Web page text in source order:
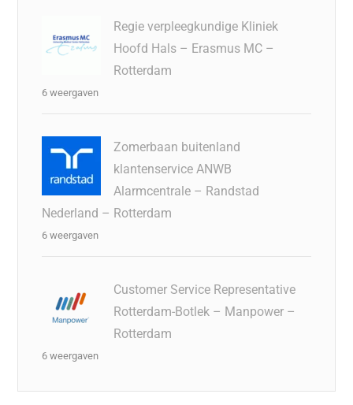
Regie verpleegkundige Kliniek
Hoofd Hals – Erasmus MC –
Rotterdam
6 weergaven
Zomerbaan buitenland
klantenservice ANWB
Alarmcentrale – Randstad
Nederland – Rotterdam
6 weergaven
Customer Service Representative
Rotterdam-Botlek – Manpower –
Rotterdam
6 weergaven